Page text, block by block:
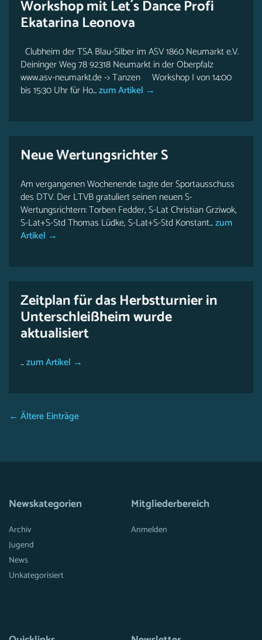
Workshop mit Let´s Dance Profi
Ekatarina Leonova
Clubheim der TSA Blau-Silber im ASV 1860 Neumarkt e.V.
Deininger Weg 78 92318 Neumarkt in der Oberpfalz
www.asv-neumarkt.de -> Tanzen Workshop I von 14:00
bis 15:30 Uhr für Ho...zum Artikel →
Neue Wertungsrichter S
Am vergangenen Wochenende tagte der Sportausschuss
des DTV. Der LTVB gratuliert seinen neuen S-
Wertungsrichtern: Torben Fedder, S-Lat Christian Grziwok,
S-Lat+S-Std Thomas Lüdke, S-Lat+S-Std Konstant...zum
Artikel →
Zeitplan für das Herbstturnier in
Unterschleißheim wurde
aktualisiert
...zum Artikel →
← Ältere Einträge
Newskategorien
Archiv
Jugend
News
Unkategorisiert
Mitgliederbereich
Anmelden